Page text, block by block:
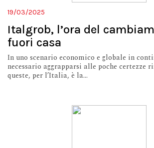
19/03/2025
Italgrob, l’ora del
fuori casa
In uno scenario economico e globale in
necessario aggrapparsi alle poche certezze
queste, per l’Italia, è la...